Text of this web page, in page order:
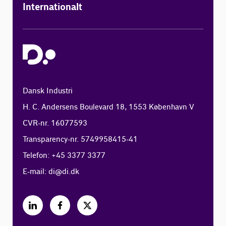
Internationalt
Dansk Industri
H. C. Andersens Boulevard 18, 1553 København V
CVR-nr. 16077593
Transparency-nr. 5749958415-41
Telefon: +45 3377 3377
E-mail:di@di.dk